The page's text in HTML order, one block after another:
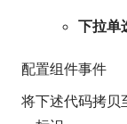
下拉单
配置组件事件
将下述代码拷贝